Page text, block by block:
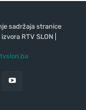
sadržaja stranice
RTV SLON |